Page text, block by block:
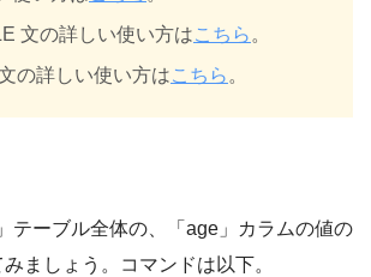
文の詳しい使い方はこちら 。
の詳しい使い方はこちら 。
テーブル全体の、「age」カラムの値の
ましょう。コマンドは以下。